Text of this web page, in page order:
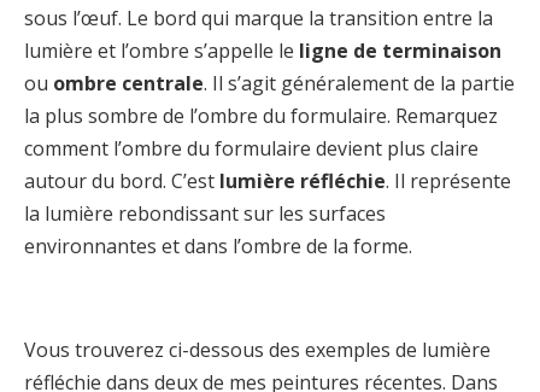
sous l’œuf. Le bord qui marque la transition entre la
lumière et l’ombre s’appelle le ligne de terminaison
ou ombre centrale. Il s’agit généralement de la partie
la plus sombre de l’ombre du formulaire. Remarquez
comment l’ombre du formulaire devient plus claire
autour du bord. C’est lumière réfléchie. Il représente
la lumière rebondissant sur les surfaces
environnantes et dans l’ombre de la forme.
Vous trouverez ci-dessous des exemples de lumière
réfléchie dans deux de mes peintures récentes. Dans